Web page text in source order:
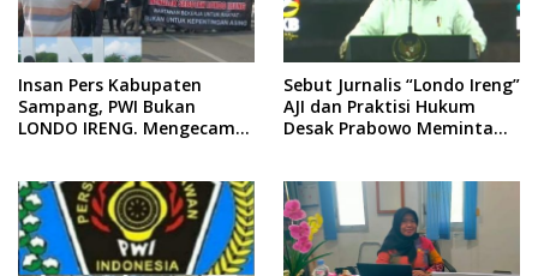
Insan Pers Kabupaten
Sampang, PWI Bukan
LONDO IRENG. Mengecam
Republik Indonesia
Sebut Jurnalis “Londo Ireng”
AJI dan Praktisi Hukum
Desak Prabowo Meminta